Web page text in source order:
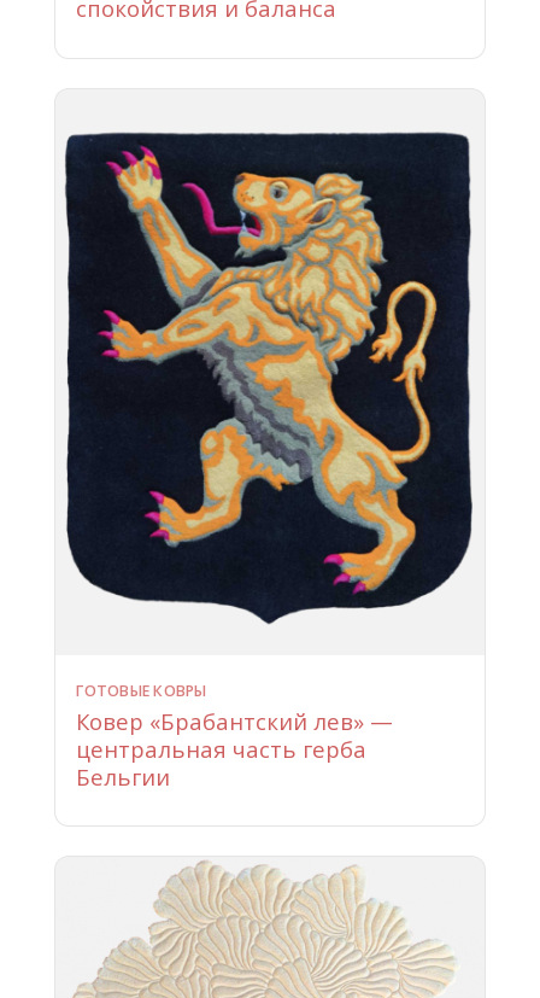
спокойствия и баланса
ГОТОВЫЕ КОВРЫ
Ковер «Брабантский лев» —
центральная часть герба
Бельгии